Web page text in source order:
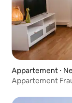
Appartement ⋅
Appartement